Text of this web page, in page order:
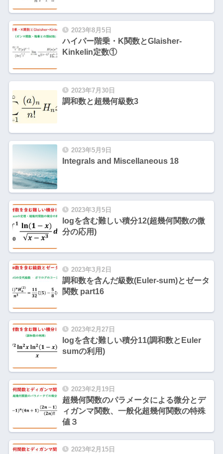
2023年8月5日
ハイパー階乗・K関数とGlaisher-
Kinkelin定数①
2023年7月30日
調和数と超幾何級数3
2023年5月9日
Integrals and Miscellaneous 18
2023年3月5日
logを含む難しい積分12(超幾何関数の微
分の応用)
2023年3月2日
調和数を含んだ級数(Euler-sum)とゼータ
関数 part16
2023年2月27日
logを含む難しい積分11(調和数とEuler
sumの利用)
2023年2月19日
超幾何関数のパラメータによる微分とデ
ィガンマ関数、一般化超幾何関数の特殊
値３
2023年2月15日